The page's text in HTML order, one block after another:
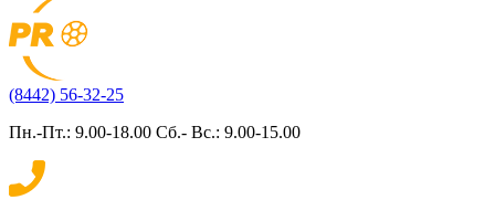
(8442) 56-32-25
Пн.-Пт.: 9.00-18.00 Сб.- Вс.: 9.00-15.00